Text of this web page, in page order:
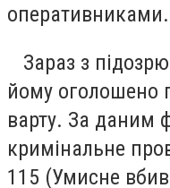
оперативниками.
Зараз з
йому оголошено
варту. За даним
кримінальне
115 (Умисне